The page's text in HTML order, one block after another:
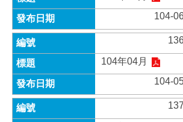
104-
104年04月
104-
137